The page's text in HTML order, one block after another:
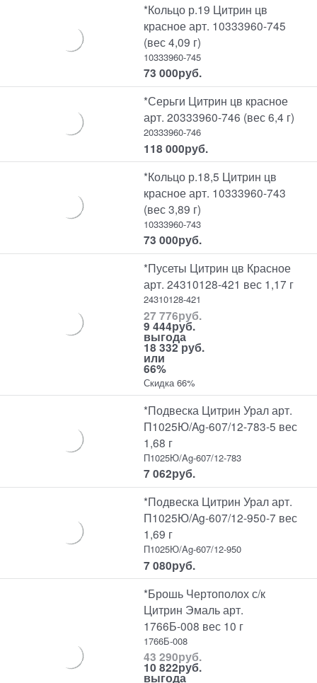
*Кольцо р.19 Цитрин цв
красное арт. 10333960-745
(вес 4,09 г)
10333960-745
73 000руб.
*Серьги Цитрин цв красное
арт. 20333960-746 (вес 6,4 г)
20333960-746
118 000руб.
*Кольцо р.18,5 Цитрин цв
красное арт. 10333960-743
(вес 3,89 г)
10333960-743
73 000руб.
*Пусеты Цитрин цв Красное
арт. 24310128-421 вес 1,17 г
24310128-421
27 776руб.
9 444руб.
выгода
18 332 руб.
или
66%
Скидка 66%
*Подвеска Цитрин Урал арт.
П1025Ю/Ag-607/12-783-5 вес
1,68 г
П1025Ю/Ag-607/12-783
7 062руб.
*Подвеска Цитрин Урал арт.
П1025Ю/Ag-607/12-950-7 вес
1,69 г
П1025Ю/Ag-607/12-950
7 080руб.
*Брошь Чертополох с/к
Цитрин Эмаль арт.
1766Б-008 вес 10 г
1766Б-008
43 290руб.
10 822руб.
выгода